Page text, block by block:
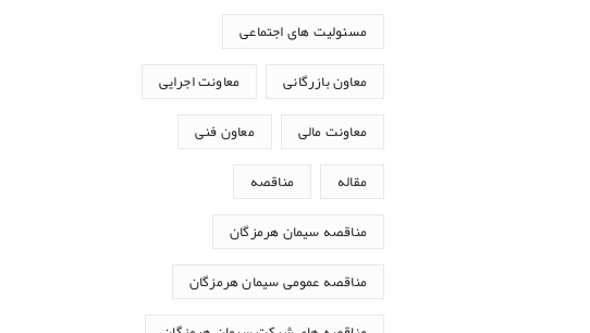
مسئولیت های اجتماعی
معاون بازرگانی معاونت اجرایی
معاونت مالی معاون فنی
مقاله مناقصه
مناقصه سیمان هرمزگان
مناقصه عمومی سیمان هرمزگان